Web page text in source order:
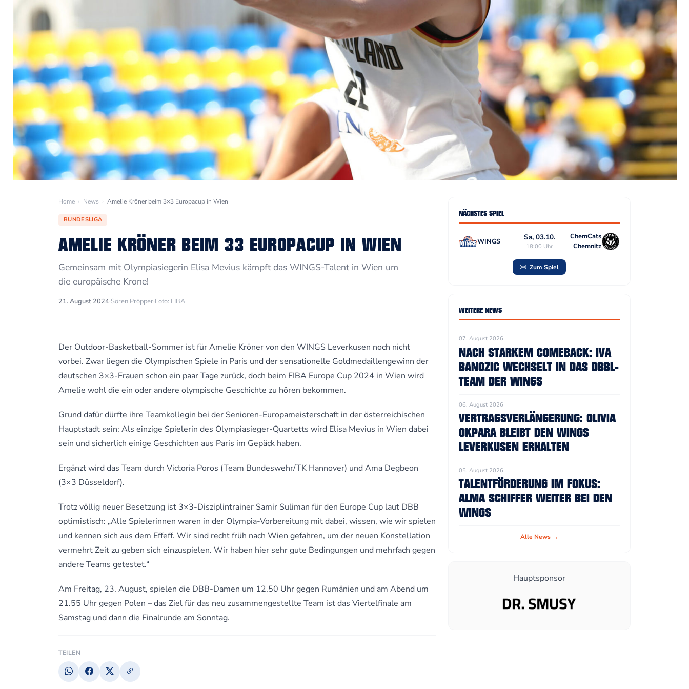
Home › News › Amelie Kröner beim 3×3 Europacup in Wien
BUNDESLIGA
AMELIE KRÖNER BEIM 3×3 EUROPACUP IN WIEN
Gemeinsam mit Olympiasiegerin Elisa Mevius kämpft das WINGS-Talent in Wien um
die europäische Krone!
21. August 2024·Sören Pröpper·Foto: FIBA
Der Outdoor-Basketball-Sommer ist für Amelie Kröner von den WINGS Leverkusen noch nicht
vorbei. Zwar liegen die Olympischen Spiele in Paris und der sensationelle Goldmedaillengewinn der
deutschen 3×3-Frauen schon ein paar Tage zurück, doch beim FIBA Europe Cup 2024 in Wien wird
Amelie wohl die ein oder andere olympische Geschichte zu hören bekommen.
Grund dafür dürfte ihre Teamkollegin bei der Senioren-Europameisterschaft in der österreichischen
Hauptstadt sein: Als einzige Spielerin des Olympiasieger-Quartetts wird Elisa Mevius in Wien dabei
sein und sicherlich einige Geschichten aus Paris im Gepäck haben.
Ergänzt wird das Team durch Victoria Poros (Team Bundeswehr/TK Hannover) und Ama Degbeon
(3×3 Düsseldorf).
Trotz völlig neuer Besetzung ist 3×3-Disziplintrainer Samir Suliman für den Europe Cup laut DBB
optimistisch: „Alle Spielerinnen waren in der Olympia-Vorbereitung mit dabei, wissen, wie wir spielen
und kennen sich aus dem Effeff. Wir sind recht früh nach Wien gefahren, um der neuen Konstellation
vermehrt Zeit zu geben sich einzuspielen. Wir haben hier sehr gute Bedingungen und mehrfach gegen
andere Teams getestet.“
Am Freitag, 23. August, spielen die DBB-Damen um 12.50 Uhr gegen Rumänien und am Abend um
21.55 Uhr gegen Polen – das Ziel für das neu zusammengestellte Team ist das Viertelfinale am
Samstag und dann die Finalrunde am Sonntag.
TEILEN
NÄCHSTES SPIEL
WINGS Sa, 03.10.
18:00 Uhr
ChemCats
Chemnitz
Zum Spiel
WEITERE NEWS
07. August 2026
NACH STARKEM COMEBACK: IVA
BANOZIC WECHSELT IN DAS DBBL-
TEAM DER WINGS
06. August 2026
VERTRAGSVERLÄNGERUNG: OLIVIA
OKPARA BLEIBT DEN WINGS
LEVERKUSEN ERHALTEN
05. August 2026
TALENTFÖRDERUNG IM FOKUS:
ALMA SCHIFFER WEITER BEI DEN
WINGS
Alle News →
Hauptsponsor